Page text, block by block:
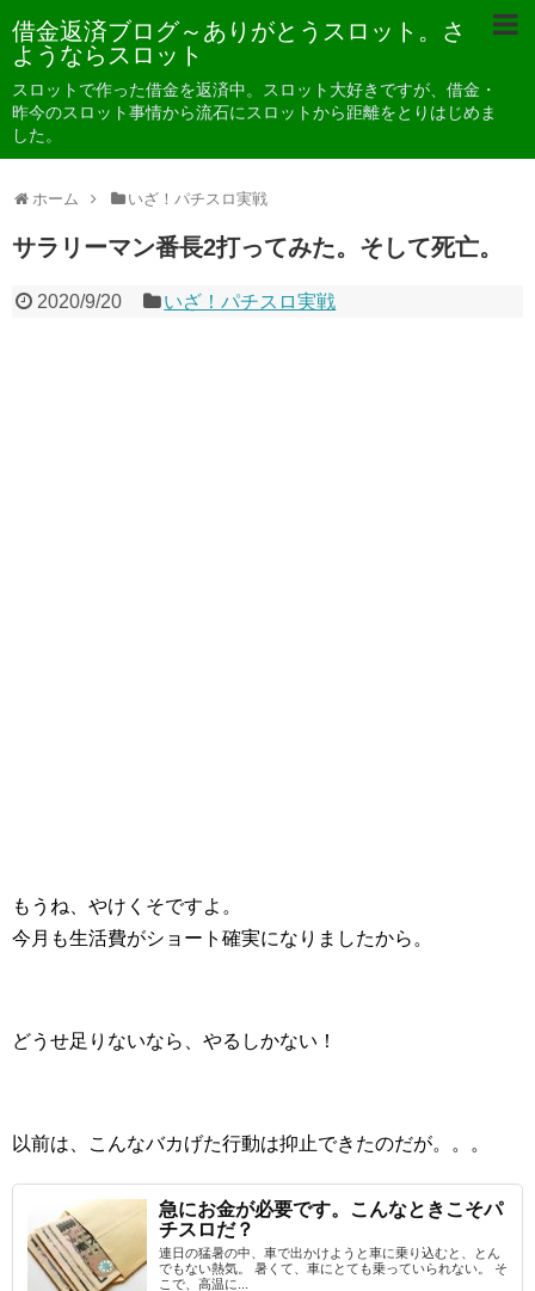
借金返済ブログ～ありがとうスロット。さ
ようならスロット
スロットで作った借金を返済中。スロット大好きですが、借金・
昨今のスロット事情から流石にスロットから距離をとりはじめま
した。
ホーム いざ！パチスロ実戦
サラリーマン番長2打ってみた。そして死亡。
2020/9/20 いざ！パチスロ実戦
もうね、やけくそですよ。
今月も生活費がショート確実になりましたから。
どうせ足りないなら、やるしかない！
以前は、こんなバカげた行動は抑止できたのだが。。。
急にお金が必要です。こんなときこそパ
チスロだ？
連日の猛暑の中、車で出かけようと車に乗り込むと、とん
でもない熱気。 暑くて、車にとても乗っていられない。 そ
こで、高温に...